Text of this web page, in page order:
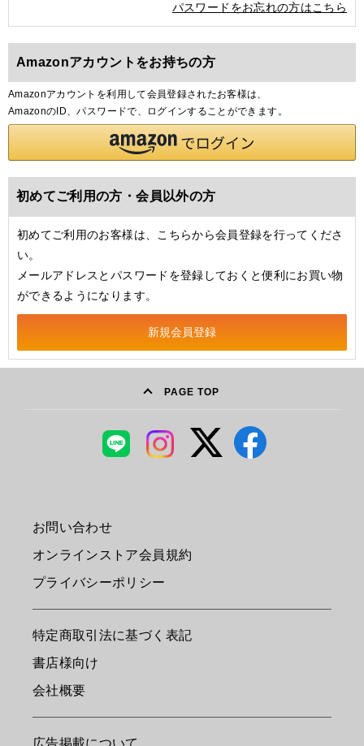
パスワードをお忘れの方はこちら
Amazonアカウントをお持ちの方
Amazonアカウントを利用して会員登録されたお客様は、
AmazonのID、パスワードで、ログインすることができます。
初めてご利用の方・会員以外の方
初めてご利用のお客様は、こちらから会員登録を行ってくださ
い。
メールアドレスとパスワードを登録しておくと便利にお買い物
ができるようになります。
PAGE TOP
お問い合わせ
オンラインストア会員規約
プライバシーポリシー
特定商取引法に基づく表記
書店様向け
会社概要
広告掲載について